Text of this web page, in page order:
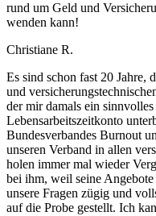
rund um Geld und
wenden kann!
Christiane R.
Es sind schon fast 20 Jahre,
und
der mir damals ein
Lebensarbeitszeitkonto
Bundesverbandes Burnout
unseren Verband in allen
holen immer mal wieder
bei ihm, weil seine
unsere Fragen zügig und
auf die Probe gestellt. Ich